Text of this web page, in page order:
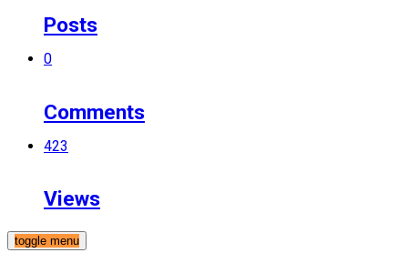
Posts
0
Comments
423
Views
toggle menu